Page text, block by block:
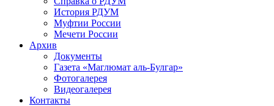
История РДУМ
Муфтии России
Мечети России
Архив
Документы
Газета «Маглюмат аль-Булгар»
Фотогалерея
Видеогалерея
Контакты